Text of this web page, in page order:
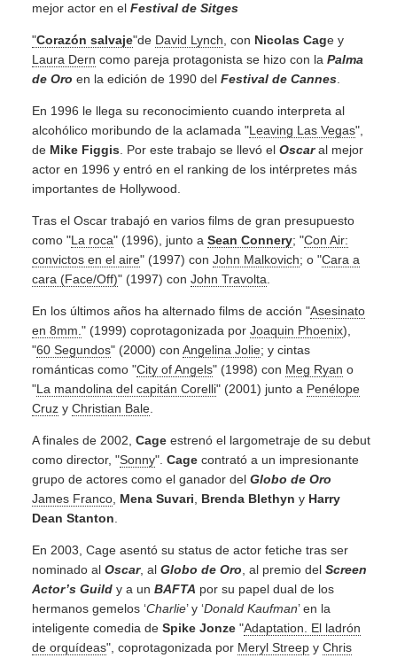
mejor actor en el Festival de Sitges
"Corazón salvaje"de David Lynch , con Nicolas Cage y
Laura Dern como pareja protagonista se hizo con la Palma
de Oro en la edición de 1990 del Festival de Cannes
En 1996 le llega su reconocimiento cuando interpreta al
alcohólico moribundo de la aclamada "Leaving Las Vegas",
de Mike Figgis . Por este trabajo se llevó el Oscaral mejor
actor en 1996 y entró en el ranking de los intérpretes más
importantes de Hollywood.
Tras el Oscar trabajó en varios films de gran presupuesto
como "La roca" (1996), junto a Sean Connery; "Con Air:
convictos en el aire" (1997) con John Malkovich; o "Cara a
cara (Face/Off)" (1997) con John Travolta
En los últimos años ha alternado films de acción "Asesinato
en 8mm. " (1999) coprotagonizada por Joaquin Phoenix),
"60 Segundos" (2000) con Angelina Jolie; y cintas
románticas como "City of Angels" (1998) con Meg Ryan o
"La mandolina del capitán Corelli" (2001) junto a Penélope
Cruz y Christian Bale
A finales de 2002, Cage estrenó el largometraje de su debut
como director, "Sonny". Cage contrató a un impresionante
grupo de actores como el ganador del Globo de Oro
James Franco Mena Suvari Brenda Blethyn y Harry
Dean Stanton
En 2003, Cage asentó su status de actor fetiche tras ser
nominado al Oscar, al Globo de Oro , al premio del Screen
Actor’s Guild y a un BAFTA por su papel dual de los
hermanos gemelos ‘Charlie’ y ‘Donald Kaufman’ en la
inteligente comedia de Spike Jonze "Adaptation. El ladrón
de orquídeas", coprotagonizada por Meryl Streep y Chris